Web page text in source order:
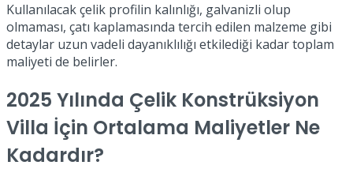
Kullanılacak çelik profilin kalınlığı, galvanizli olup
olmaması, çatı kaplamasında tercih edilen malzeme gibi
detaylar uzun vadeli dayanıklılığı etkilediği kadar toplam
maliyeti de belirler.
2025 Yılında Çelik Konstrüksiyon
Villa İçin Ortalama Maliyetler Ne
Kadardır?